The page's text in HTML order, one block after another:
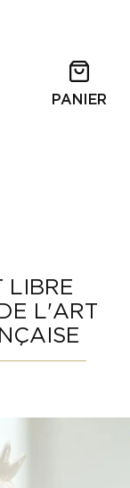
PANIER
LIBRE
L'ART